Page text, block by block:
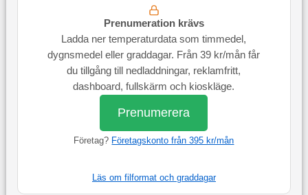
Prenumeration krävs
Ladda ner temperaturdata som timmedel,
dygnsmedel eller graddagar. Från 39 kr/mån får
du tillgång till nedladdningar, reklamfritt,
dashboard, fullskärm och kioskläge.
Prenumerera
Företag? Företagskonto från 395 kr/mån
Läs om filformat och graddagar